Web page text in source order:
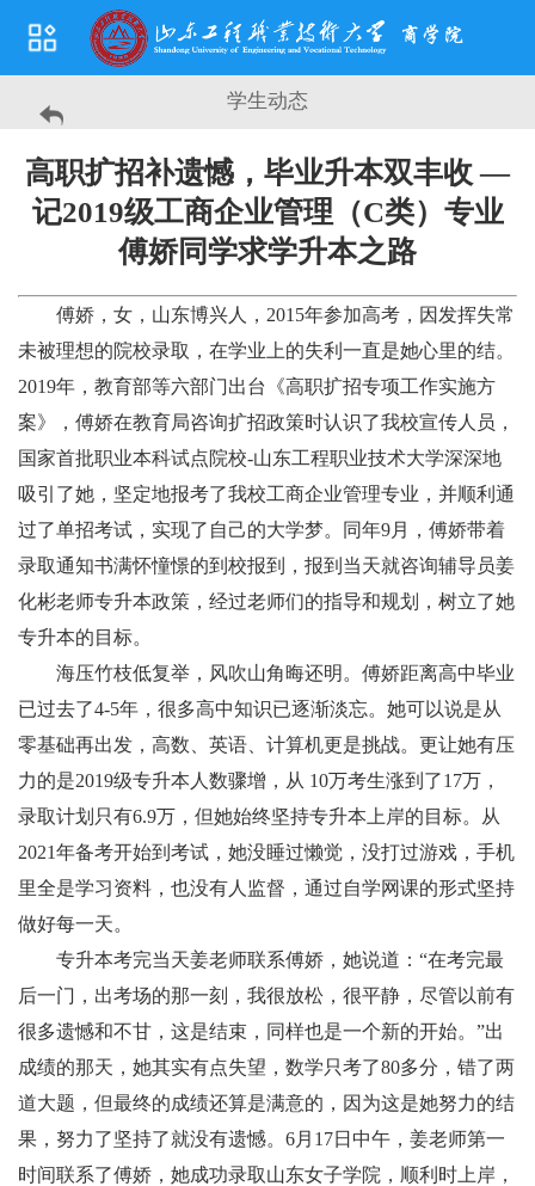
学生动态
高职扩招补遗憾，毕业升本双丰收 —
记2019级工商企业管理（C类）专业
傅娇同学求学升本之路
傅娇，女，山东博兴人，2015年参加高考，因发挥失常
未被理想的院校录取，在学业上的失利一直是她心里的结。
2019年，教育部等六部门出台《高职扩招专项工作实施方
案》，傅娇在教育局咨询扩招政策时认识了我校宣传人员，
国家首批职业本科试点院校-山东工程职业技术大学深深地
吸引了她，坚定地报考了我校工商企业管理专业，并顺利通
过了单招考试，实现了自己的大学梦。同年9月，傅娇带着
录取通知书满怀憧憬的到校报到，报到当天就咨询辅导员姜
化彬老师专升本政策，经过老师们的指导和规划，树立了她
专升本的目标。
海压竹枝低复举，风吹山角晦还明。傅娇距离高中毕业
已过去了4-5年，很多高中知识已逐渐淡忘。她可以说是从
零基础再出发，高数、英语、计算机更是挑战。更让她有压
力的是2019级专升本人数骤增，从 10万考生涨到了17万，
录取计划只有6.9万，但她始终坚持专升本上岸的目标。从
2021年备考开始到考试，她没睡过懒觉，没打过游戏，手机
里全是学习资料，也没有人监督，通过自学网课的形式坚持
做好每一天。
专升本考完当天姜老师联系傅娇，她说道：“在考完最
后一门，出考场的那一刻，我很放松，很平静，尽管以前有
很多遗憾和不甘，这是结束，同样也是一个新的开始。”出
成绩的那天，她其实有点失望，数学只考了80多分，错了两
道大题，但最终的成绩还算是满意的，因为这是她努力的结
果，努力了坚持了就没有遗憾。6月17日中午，姜老师第一
时间联系了傅娇，她成功录取山东女子学院，顺利时上岸，